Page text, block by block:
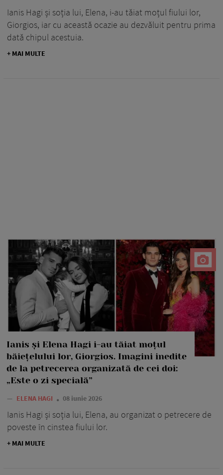
Ianis Hagi și soția lui, Elena, i-au tăiat moțul fiului lor,
Giorgios, iar cu această ocazie au dezvăluit pentru prima
dată chipul acestuia.
+ MAI MULTE
Ianis și Elena Hagi i-au tăiat moțul
băiețelului lor, Giorgios. Imagini inedite
de la petrecerea organizată de cei doi:
„Este o zi specială”
— ELENA HAGI 08 iunie 2026
Ianis Hagi și soția lui, Elena, au organizat o petrecere de
poveste în cinstea fiului lor.
+ MAI MULTE